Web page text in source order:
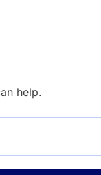
help.